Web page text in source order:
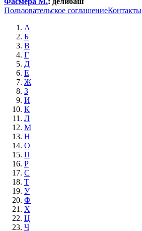
Пользовательское соглашениеКонтакты
А
Б
В
Г
Д
Е
Ж
З
И
К
Л
М
Н
О
П
Р
С
Т
У
Ф
Х
Ц
Ч